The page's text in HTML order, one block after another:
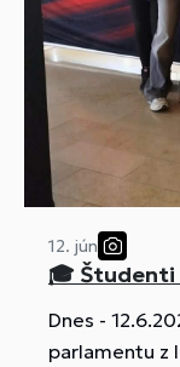
12. jún
🎓
Dnes -
parlamentu z